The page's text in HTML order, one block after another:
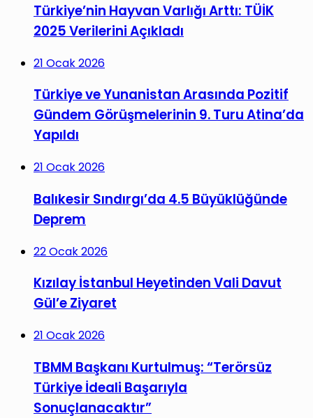
Türkiye’nin Hayvan Varlığı Arttı: TÜİK
2025 Verilerini Açıkladı
21 Ocak 2026
Türkiye ve Yunanistan Arasında Pozitif
Gündem Görüşmelerinin 9. Turu Atina’da
Yapıldı
21 Ocak 2026
Balıkesir Sındırgı’da 4.5 Büyüklüğünde
Deprem
22 Ocak 2026
Kızılay İstanbul Heyetinden Vali Davut
Gül’e Ziyaret
21 Ocak 2026
TBMM Başkanı Kurtulmuş: “Terörsüz
Türkiye İdeali Başarıyla
Sonuçlanacaktır”